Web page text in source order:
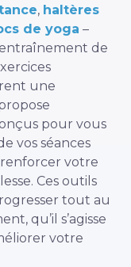
, haltères
de yoga –
de
une
pour vous
vos séances
renforcer votre
Ces outils
tout au
qu’il s’agisse
votre